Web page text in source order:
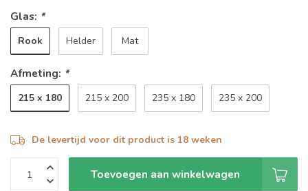
Glas: *
Rook Helder Mat
Afmeting: *
215 x 180 215 x 200 235 x 180 235 x 200
De levertijd voor dit product is 18 weken
Toevoegen aan winkelwagen